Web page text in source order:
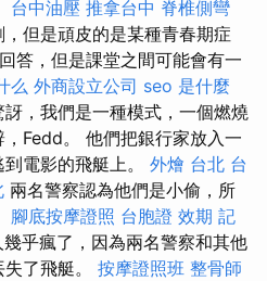
台中油壓 推拿台中 脊椎側彎
但是頑皮的是某種青春期症
答，但是課堂之間可能會有一
么 外商設立公司 seo 是什麼
，我們是一種模式，一個燃燒
Fedd。 他們把銀行家放入一
電影的飛艇上。 外燴 台北 台
兩名警察認為他們是小偷，所
腳底按摩證照 台胞證 效期 記
乎瘋了，因為兩名警察和其他
了飛艇。 按摩證照班 整骨師